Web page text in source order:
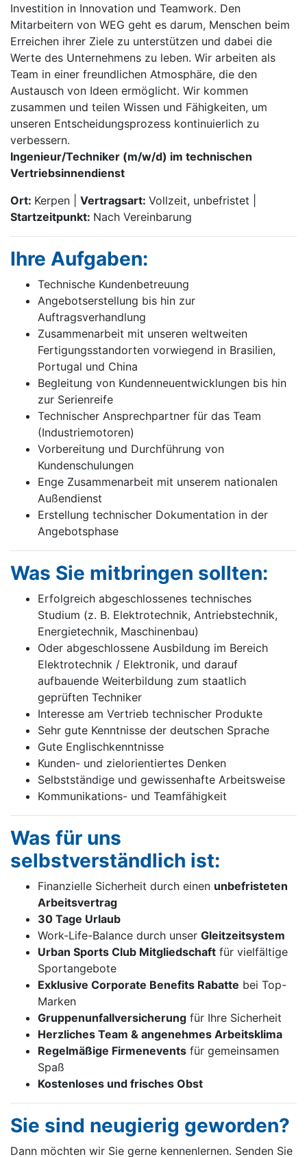
Investition in Innovation und Teamwork. Den
Mitarbeitern von WEG geht es darum, Menschen beim
Erreichen ihrer Ziele zu unterstützen und dabei die
Werte des Unternehmens zu leben. Wir arbeiten als
Team in einer freundlichen Atmosphäre, die den
Austausch von Ideen ermöglicht. Wir kommen
zusammen und teilen Wissen und Fähigkeiten, um
unseren Entscheidungsprozess kontinuierlich zu
verbessern.
Ingenieur/Techniker (m/w/d) im technischen
Vertriebsinnendienst
Ort: Kerpen | Vertragsart: Vollzeit, unbefristet |
Startzeitpunkt: Nach Vereinbarung
Ihre Aufgaben:
Technische Kundenbetreuung
Angebotserstellung bis hin zur
Auftragsverhandlung
Zusammenarbeit mit unseren weltweiten
Fertigungsstandorten vorwiegend in Brasilien,
Portugal und China
Begleitung von Kundenneuentwicklungen bis hin
zur Serienreife
Technischer Ansprechpartner für das Team
(Industriemotoren)
Vorbereitung und Durchführung von
Kundenschulungen
Enge Zusammenarbeit mit unserem nationalen
Außendienst
Erstellung technischer Dokumentation in der
Angebotsphase
Was Sie mitbringen sollten:
Erfolgreich abgeschlossenes technisches
Studium (z. B. Elektrotechnik, Antriebstechnik,
Energietechnik, Maschinenbau)
Oder abgeschlossene Ausbildung im Bereich
Elektrotechnik / Elektronik, und darauf
aufbauende Weiterbildung zum staatlich
geprüften Techniker
Interesse am Vertrieb technischer Produkte
Sehr gute Kenntnisse der deutschen Sprache
Gute Englischkenntnisse
Kunden- und zielorientiertes Denken
Selbstständige und gewissenhafte Arbeitsweise
Kommunikations- und Teamfähigkeit
Was für uns
selbstverständlich ist:
Finanzielle Sicherheit durch einen unbefristeten
Arbeitsvertrag
30 Tage Urlaub
Work-Life-Balance durch unser Gleitzeitsystem
Urban Sports Club Mitgliedschaft für vielfältige
Sportangebote
Exklusive Corporate Benefits Rabatte bei Top-
Marken
Gruppenunfallversicherung für Ihre Sicherheit
Herzliches Team & angenehmes Arbeitsklima
Regelmäßige Firmenevents für gemeinsamen
Spaß
Kostenloses und frisches Obst
Sie sind neugierig geworden?
Dann möchten wir Sie gerne kennenlernen. Senden Sie